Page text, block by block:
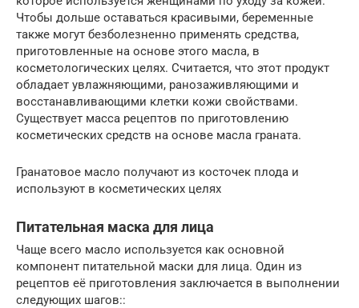
Чтобы дольше оставаться красивыми, беременные
также могут безболезненно применять средства,
приготовленные на основе этого масла, в
косметологических целях. Считается, что этот продукт
обладает увлажняющими, ранозаживляющими и
восстанавливающими клетки кожи свойствами.
Существует масса рецептов по приготовлению
косметических средств на основе масла граната.
Гранатовое масло получают из косточек плода и
используют в косметических целях
Питательная маска для лица
Чаще всего масло используется как основной
компонент питательной маски для лица. Один из
рецептов её приготовления заключается в выполнении
следующих шагов::